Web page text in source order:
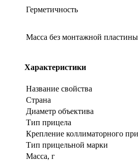
Герметичность
Масса без монтажной пластины
Характеристики
Название свойства
Страна
Диаметр объектива
Тип прицела
Крепление коллиматорного
Тип прицельной марки
Масса, г